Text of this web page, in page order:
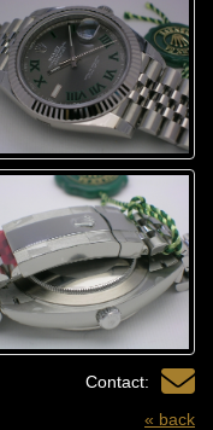
Contact:
« back